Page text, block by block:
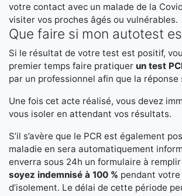
votre contact avec un malade de la
visiter vos proches âgés ou vulnérables.
Que faire si mon autotest
Si le résultat de votre test est positif,
premier temps faire pratiquer un test
par un professionnel afin que la réponse
Une fois cet acte réalisé, vous devez
vous isoler en attendant vos résultats.
S’il s’avère que le PCR est également
maladie en sera automatiquement
enverra sous 24h un formulaire à
soyez indemnisé à 100 % pendant
d’isolement. Le délai de cette période